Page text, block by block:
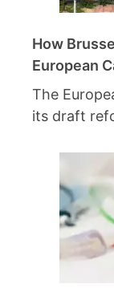
How
European
The
its draft